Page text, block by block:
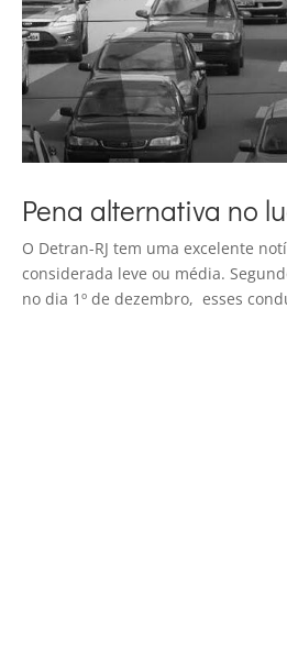
Pena alternativa no
O Detran-RJ tem uma excelente
considerada leve ou média.
no dia 1º de dezembro, esses